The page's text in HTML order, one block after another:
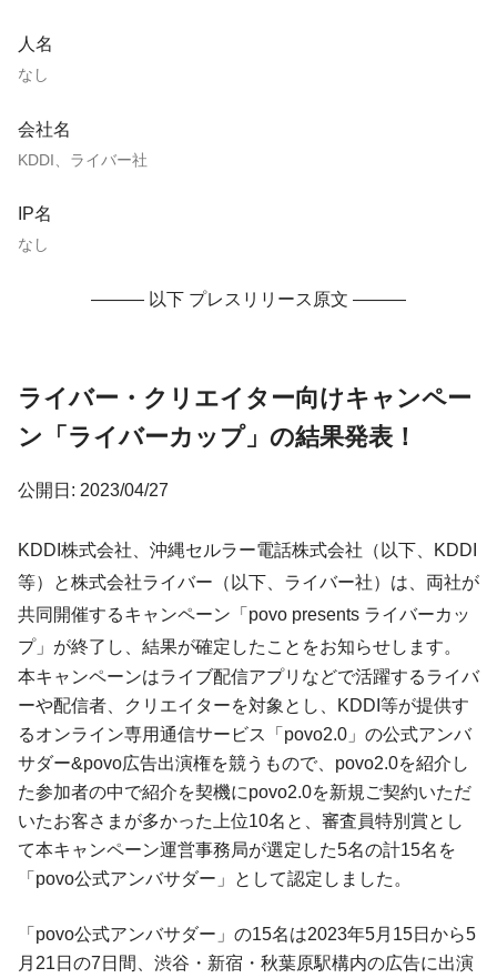
人名
なし
会社名
KDDI、ライバー社
IP名
なし
——— 以下 プレスリリース原文 ———
ライバー・クリエイター向けキャンペー
ン「ライバーカップ」の結果発表！
公開日: 2023/04/27
KDDI株式会社、沖縄セルラー電話株式会社（以下、KDDI
等）と株式会社ライバー（以下、ライバー社）は、両社が
共同開催するキャンペーン「povo presents ライバーカッ
プ」が終了し、結果が確定したことをお知らせします。
本キャンペーンはライブ配信アプリなどで活躍するライバ
ーや配信者、クリエイターを対象とし、KDDI等が提供す
るオンライン専用通信サービス「povo2.0」の公式アンバ
サダー&povo広告出演権を競うもので、povo2.0を紹介し
た参加者の中で紹介を契機にpovo2.0を新規ご契約いただ
いたお客さまが多かった上位10名と、審査員特別賞とし
て本キャンペーン運営事務局が選定した5名の計15名を
「povo公式アンバサダー」として認定しました。
「povo公式アンバサダー」の15名は2023年5月15日から5
月21日の7日間、渋谷・新宿・秋葉原駅構内の広告に出演